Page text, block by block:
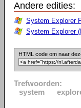
Andere edities:
System Explorer
System Explorer
HTML code om naar
Trefwoorden:
system